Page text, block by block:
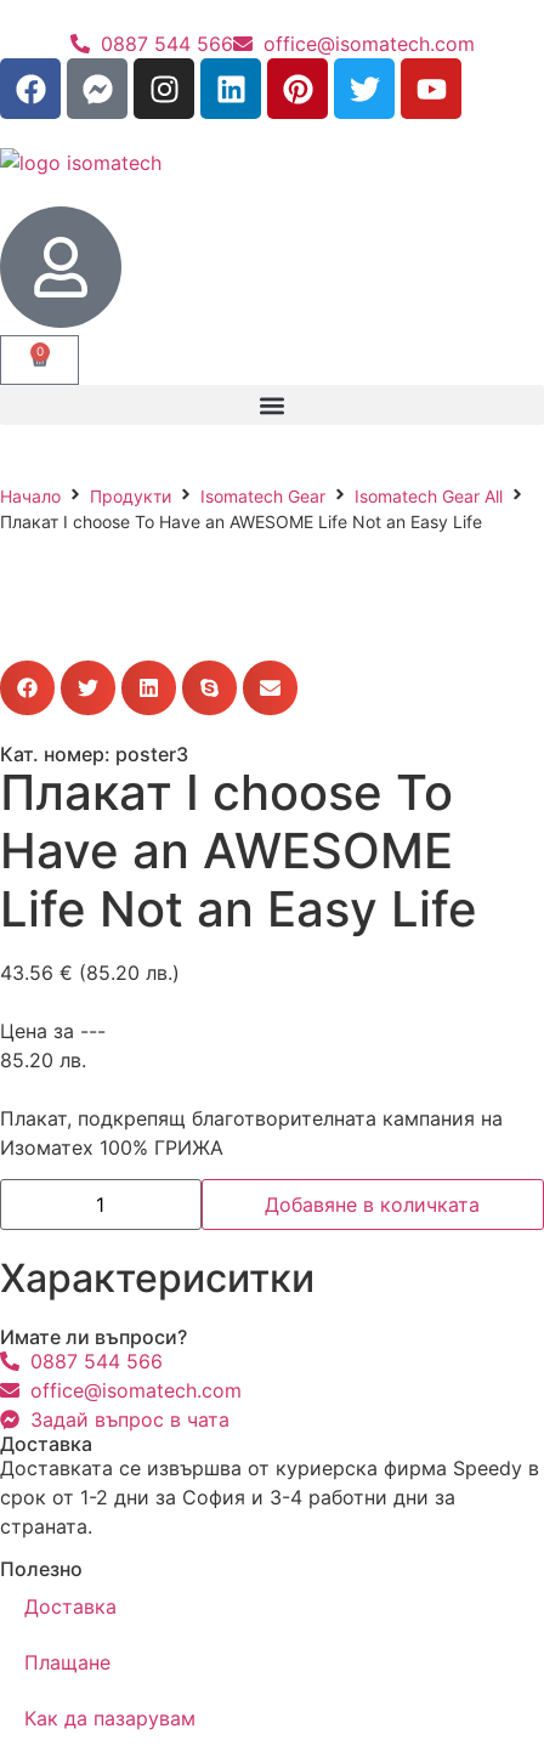
0887 544 566 office@isomatech.com
0
Начало Продукти Isomatech Gear
Isomatech Gear All
Плакат I choose To Have an AWESOME Life Not an Easy Life
Кат. номер: poster3
Плакат I choose To
Have an AWESOME
Life Not an Easy Life
43.56 € (85.20 лв.)
Цена за ---
85.20 лв.
Плакат, подкрепящ благотворителната кампания на
Изоматех 100% ГРИЖА
Добавяне в количката
Характериситки
Имате ли въпроси?
0887 544 566
office@isomatech.com
Задай въпрос в чата
Доставка
Доставката се извършва от куриерска фирма Speedy в
срок от 1-2 дни за София и 3-4 работни дни за
страната.
Полезно
Доставка
Плащане
Как да пазарувам